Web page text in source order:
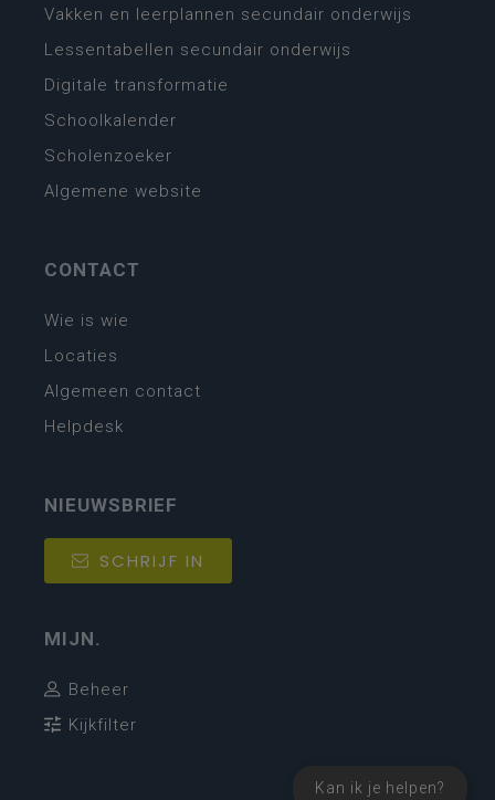
Kan ik je helpen?
Vakken en leerplannen secundair onderwijs
Lessentabellen secundair onderwijs
Digitale transformatie
Schoolkalender
Scholenzoeker
Algemene website
CONTACT
Wie is wie
Locaties
Algemeen contact
Helpdesk
NIEUWSBRIEF
SCHRIJF IN
MIJN.
Beheer
Kijkfilter